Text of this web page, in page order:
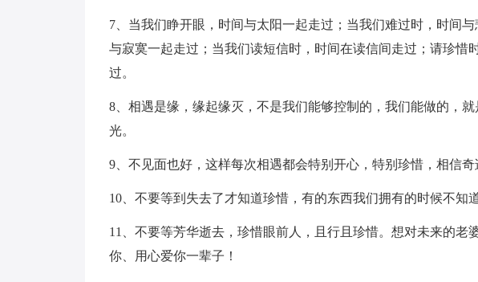
7、当我们睁开眼，时间与太阳一起走过；当我们难过时，时间
与寂寞一起走过；当我们读短信时，时间在读信间走过；请珍惜
过。
8、相遇是缘，缘起缘灭，不是我们能够控制的，我们能做的，
光。
9、不见面也好，这样每次相遇都会特别开心，特别珍惜，相信奇
10、不要等到失去了才知道珍惜，有的东西我们拥有的时候不知
11、不要等芳华逝去，珍惜眼前人，且行且珍惜。想对未来的老
你、用心爱你一辈子！